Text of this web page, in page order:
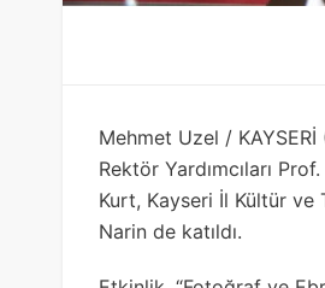
Mehmet Uzel / KAYSERİ
Rektör Yardımcıları
Kurt, Kayseri İl Kültür ve
Narin de katıldı.